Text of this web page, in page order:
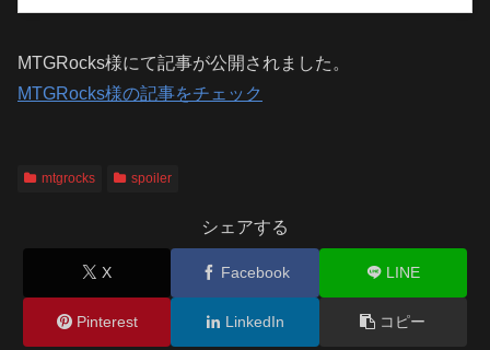
MTGRocks様にて記事が公開されました。
MTGRocks様の記事をチェック
mtgrocks spoiler
シェアする
X Facebook LINE
Pinterest LinkedIn コピー